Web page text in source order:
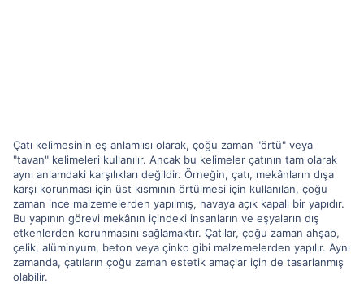
Çatı kelimesinin eş anlamlısı olarak, çoğu zaman "örtü" veya
"tavan" kelimeleri kullanılır. Ancak bu kelimeler çatının tam olarak
aynı anlamdaki karşılıkları değildir. Örneğin, çatı, mekânların dışa
karşı korunması için üst kısmının örtülmesi için kullanılan, çoğu
zaman ince malzemelerden yapılmış, havaya açık kapalı bir yapıdır.
Bu yapının görevi mekânın içindeki insanların ve eşyaların dış
etkenlerden korunmasını sağlamaktır. Çatılar, çoğu zaman ahşap,
çelik, alüminyum, beton veya çinko gibi malzemelerden yapılır. Aynı
zamanda, çatıların çoğu zaman estetik amaçlar için de tasarlanmış
olabilir.